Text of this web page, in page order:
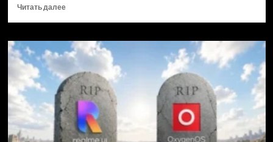
Читать далееПрочитать
Когда
GTA
на ПК?